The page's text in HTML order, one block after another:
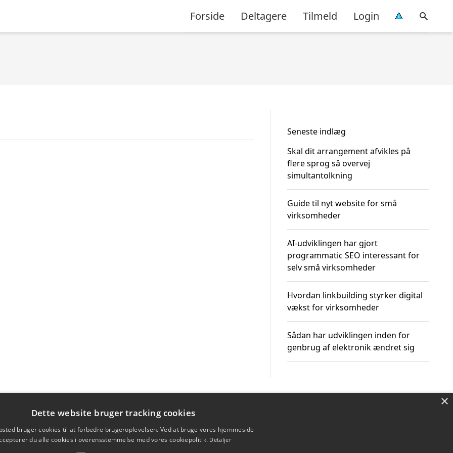
Forside Deltagere Tilmeld Login
Seneste indlæg
Skal dit arrangement afvikles på
flere sprog så overvej
simultantolkning
Guide til nyt website for små
virksomheder
AI-udviklingen har gjort
programmatic SEO interessant for
selv små virksomheder
Hvordan linkbuilding styrker digital
vækst for virksomheder
Sådan har udviklingen inden for
genbrug af elektronik ændret sig
×
Dette website bruger tracking cookies
bruger cookies til at forbedre brugeroplevelsen. Ved at bruge vores hjemmeside
du alle cookies i overensstemmelse med vores cookiepolitik. Detaljer